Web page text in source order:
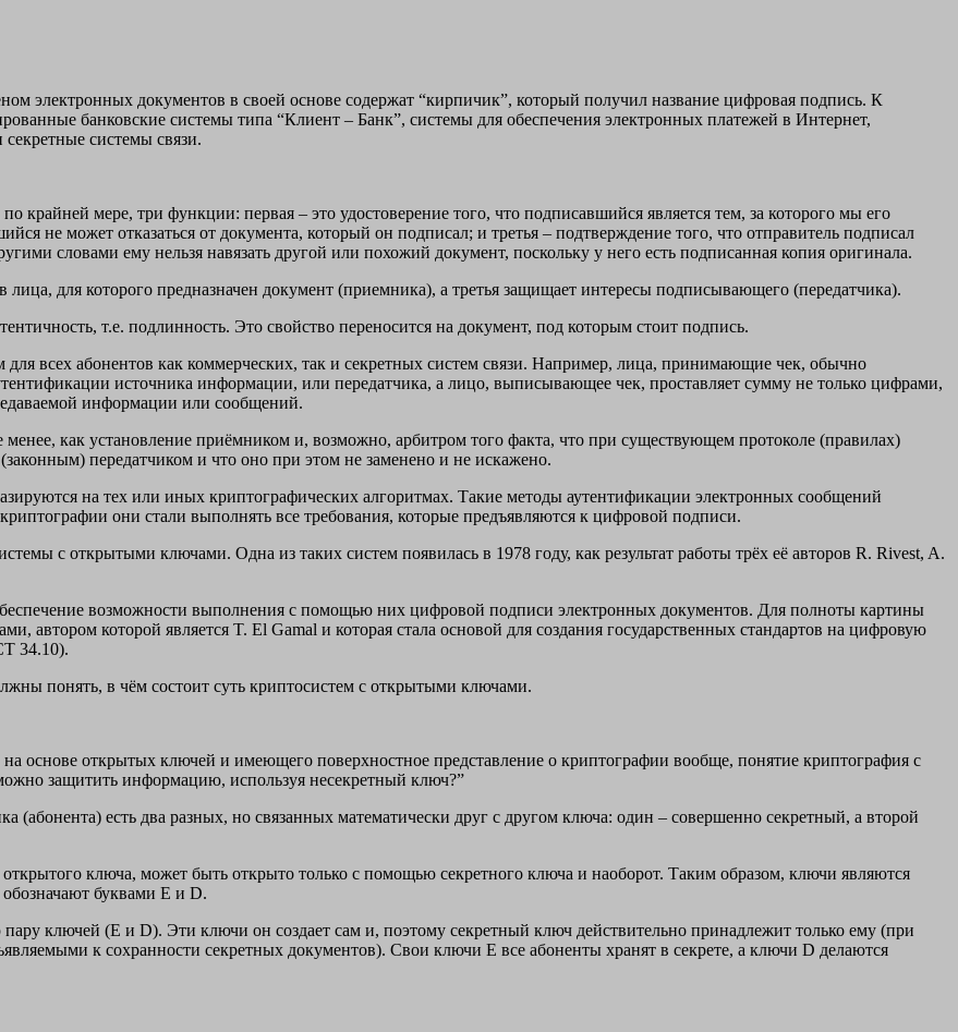
электронных документов в своей основе содержат “кирпичик”, который получил название цифровая подпись. К
банковские системы типа “Клиент – Банк”, системы для обеспечения электронных платежей в Интернет,
системы связи.
крайней мере, три функции: первая – это удостоверение того, что подписавшийся является тем, за которого мы его
не может отказаться от документа, который он подписал; и третья – подтверждение того, что отправитель подписал
словами ему нельзя навязать другой или похожий документ, поскольку у него есть подписанная копия оригинала.
для которого предназначен документ (приемника), а третья защищает интересы подписывающего (передатчика).
т.е. подлинность. Это свойство переносится на документ, под которым стоит подпись.
всех абонентов как коммерческих, так и секретных систем связи. Например, лица, принимающие чек, обычно
источника информации, или передатчика, а лицо, выписывающее чек, проставляет сумму не только цифрами,
информации или сообщений.
как установление приёмником и, возможно, арбитром того факта, что при существующем протоколе (правилах)
передатчиком и что оно при этом не заменено и не искажено.
на тех или иных криптографических алгоритмах. Такие методы аутентификации электронных сообщений
они стали выполнять все требования, которые предъявляются к цифровой подписи.
с открытыми ключами. Одна из таких систем появилась в 1978 году, как результат работы трёх её авторов R. Rivest, A.
возможности выполнения с помощью них цифровой подписи электронных документов. Для полноты картины
автором которой является T. El Gamal и которая стала основой для создания государственных стандартов на цифровую
34.10).
понять, в чём состоит суть криптосистем с открытыми ключами.
основе открытых ключей и имеющего поверхностное представление о криптографии вообще, понятие криптография с
защитить информацию, используя несекретный ключ?”
(абонента) есть два разных, но связанных математически друг с другом ключа: один – совершенно секретный, а второй
ключа, может быть открыто только с помощью секретного ключа и наоборот. Таким образом, ключи являются
буквами E и D.
ключей (E и D). Эти ключи он создает сам и, поэтому секретный ключ действительно принадлежит только ему (при
к сохранности секретных документов). Свои ключи E все абоненты хранят в секрете, а ключи D делаются